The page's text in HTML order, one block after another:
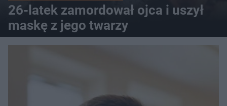
26-latek zamordował ojca i uszył
maskę z jego twarzy